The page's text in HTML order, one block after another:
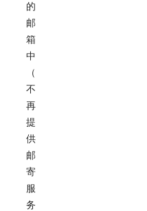
的
邮
箱
中
（
不
再
提
供
邮
寄
服
务